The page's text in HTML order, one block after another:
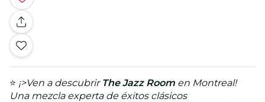
⭐ ¡>Ven a descubrir The Jazz Room en Montreal!
Una mezcla experta de éxitos clásicos